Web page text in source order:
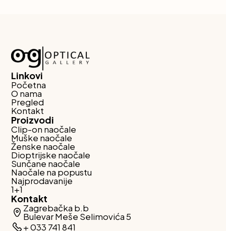
Linkovi
Početna
O nama
Pregled
Kontakt
Proizvodi
Clip-on naočale
Muške naočale
Ženske naočale
Dioptrijske naočale
Sunčane naočale
Naočale na popustu
Najprodavanije
1+1
Kontakt
Zagrebačka b.b
Bulevar Meše Selimovića 5
+ 033 741 841